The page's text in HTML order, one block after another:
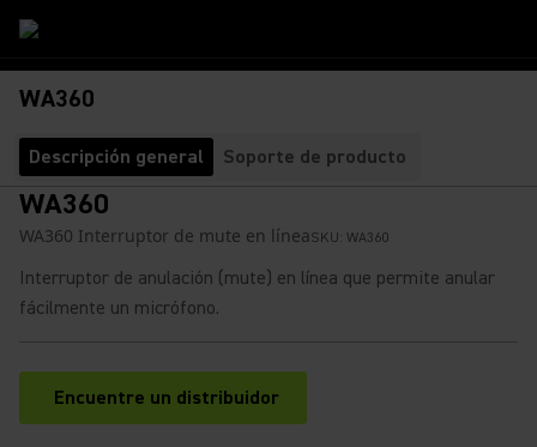
WA360
Descripción general Soporte de producto
WA360
WA360 Interruptor de mute en líneaSKU: WA360
Interruptor de anulación (mute) en línea que permite anular
fácilmente un micrófono.
Encuentre un distribuidor
(Opens in a new tab)